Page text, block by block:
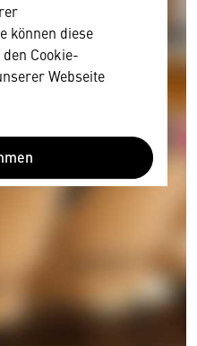
können diese
Cookie-
Webseite